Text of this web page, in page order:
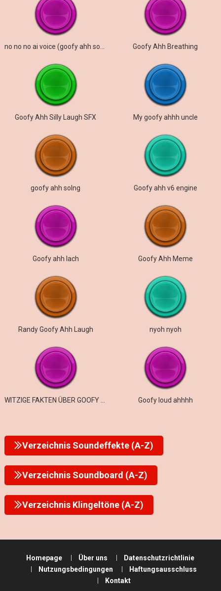
Goofy Ahh Breathing
Goofy Ahh Silly Laugh SFX My goofy ahhh uncle
goofy ahh solng Goofy ahh v6 engine
Goofy ahh lach Goofy Ahh Meme
Randy Goofy Ahh Laugh nyoh nyoh
Goofy loud ahhhh
Verzeichnis Soundeffekte (A-Z)
Verzeichnis Soundboard (A-Z)
Verzeichnis Klingeltöne (A-Z)
Homepage Über uns
Datenschutzrichtlinie
Nutzungsbedingungen
Haftungsausschluss
Kontakt